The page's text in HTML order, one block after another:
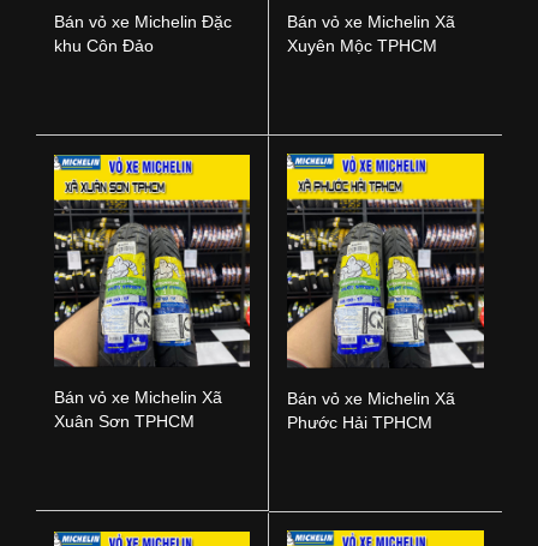
Bán vỏ xe Michelin Đặc
khu Côn Đảo
Bán vỏ xe Michelin Xã
Xuyên Mộc TPHCM
Bán vỏ xe Michelin Xã
Xuân Sơn TPHCM
Bán vỏ xe Michelin Xã
Phước Hải TPHCM